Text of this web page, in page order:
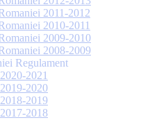
2011-2012
2010-2011
2009-2010
2008-2009
Regulament
2021
2020
2019
2018